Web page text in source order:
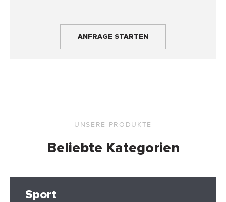
ANFRAGE STARTEN
UNSERE PRODUKTE
Beliebte Kategorien
Sport